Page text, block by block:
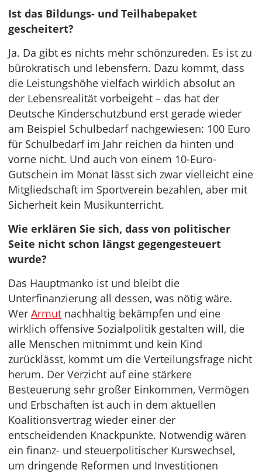
Ist das Bildungs- und Teilhabepaket
gescheitert?
Ja. Da gibt es nichts mehr schönzureden. Es ist zu
bürokratisch und lebensfern. Dazu kommt, dass
die Leistungshöhe vielfach wirklich absolut an
der Lebensrealität vorbeigeht – das hat der
Deutsche Kinderschutzbund erst gerade wieder
am Beispiel Schulbedarf nachgewiesen: 100 Euro
für Schulbedarf im Jahr reichen da hinten und
vorne nicht. Und auch von einem 10-Euro-
Gutschein im Monat lässt sich zwar vielleicht eine
Mitgliedschaft im Sportverein bezahlen, aber mit
Sicherheit kein Musikunterricht.
Wie erklären Sie sich, dass von politischer
Seite nicht schon längst gegengesteuert
wurde?
Das Hauptmanko ist und bleibt die
Unterfinanzierung all dessen, was nötig wäre.
Wer Armut nachhaltig bekämpfen und eine
wirklich offensive Sozialpolitik gestalten will, die
alle Menschen mitnimmt und kein Kind
zurücklässt, kommt um die Verteilungsfrage nicht
herum. Der Verzicht auf eine stärkere
Besteuerung sehr großer Einkommen, Vermögen
und Erbschaften ist auch in dem aktuellen
Koalitionsvertrag wieder einer der
entscheidenden Knackpunkte. Notwendig wären
ein finanz- und steuerpolitischer Kurswechsel,
um dringende Reformen und Investitionen